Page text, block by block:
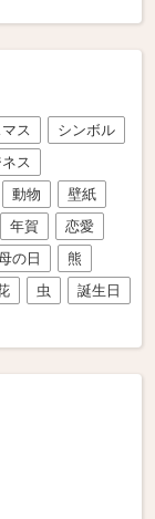
ス
シンボル
ス
動物
壁紙
年賀
恋愛
の日
熊
虫
誕生日